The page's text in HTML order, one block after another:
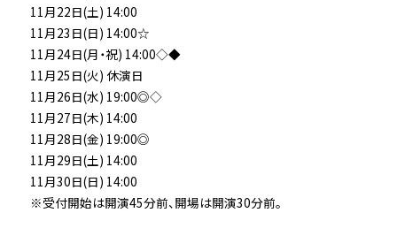
11月22日(土) 14:00
11月23日(日) 14:00☆
11月24日(月・祝) 14:00◇◆
11月25日(火) 休演日
11月26日(水) 19:00◎◇
11月27日(木) 14:00
11月28日(金) 19:00◎
11月29日(土) 14:00
11月30日(日) 14:00
※受付開始は開演45分前、開場は開演30分前。